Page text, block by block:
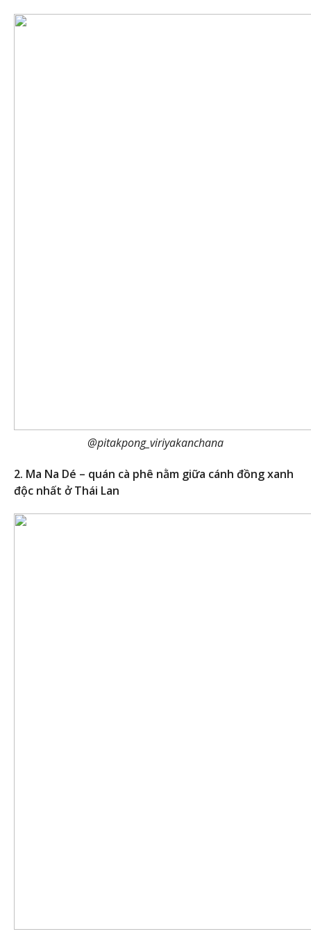
@pitakpong_viriyakanchana
2. Ma Na Dé – quán cà phê nằm giữa cánh đồng xanh
độc nhất ở Thái Lan